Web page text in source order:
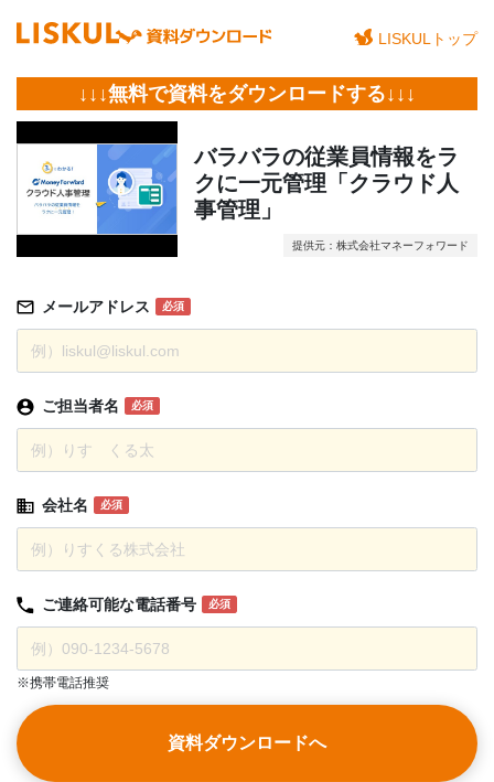
LISKULトップ
↓↓↓無料で資料をダウンロードする↓↓↓
バラバラの従業員情報をラ
クに一元管理「クラウド人
事管理」
提供元：株式会社マネーフォワード
メールアドレス 必須
ご担当者名 必須
会社名 必須
ご連絡可能な電話番号 必須
※携帯電話推奨
資料ダウンロードへ